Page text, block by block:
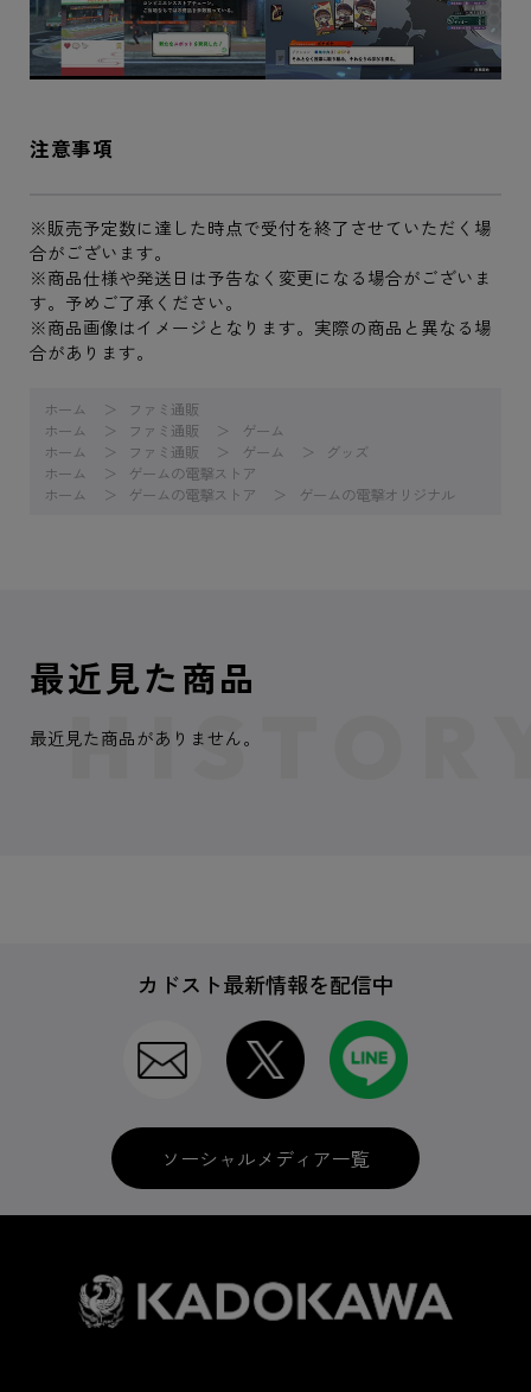
注意事項
※販売予定数に達した時点で受付を終了させていただく場
合がございます。
※商品仕様や発送日は予告なく変更になる場合がございま
す。予めご了承ください。
※商品画像はイメージとなります。実際の商品と異なる場
合があります。
ホーム
ファミ通販
ホーム
ファミ通販
ゲーム
ホーム
ファミ通販 ゲーム
グッズ
ホーム
ゲームの電撃ストア
ホーム
ゲームの電撃ストア ゲームの電撃オリジナル
最近見た商品
最近見た商品がありません。
カドスト最新情報を配信中
ソーシャルメディア一覧